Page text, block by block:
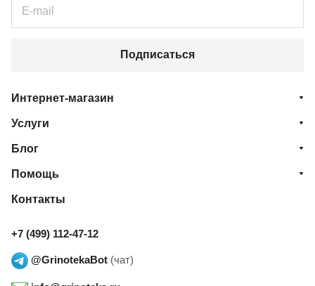
Подписаться
Интернет-магазин
Услуги
Блог
Помощь
Контакты
+7 (499) 112-47-12
@GrinotekaBot (чат)